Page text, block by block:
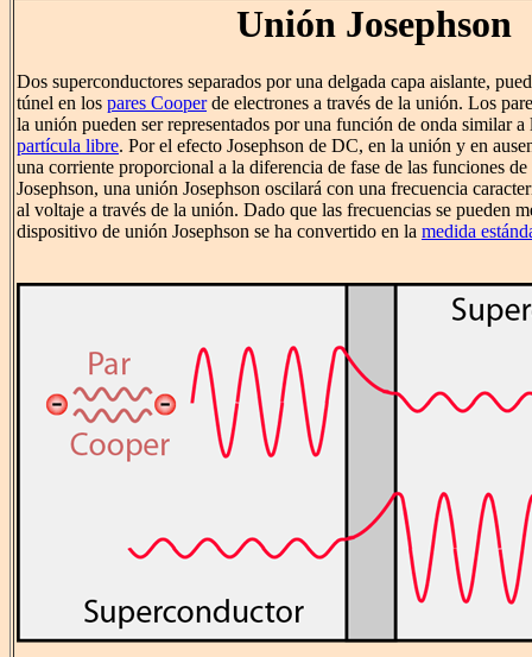
Unión Josephson
Dos superconductores separados por una delgada capa aislante,
túnel en los pares Cooperde electrones a través de la unión. Los
la unión pueden ser representados por una función de onda similar
partícula libre. Por el efecto Josephson de DC, en la unión y en
una corriente proporcional a la diferencia de fase de las funciones
Josephson, una unión Josephson oscilará con una frecuencia
al voltaje a través de la unión. Dado que las frecuencias se pueden
dispositivo de unión Josephson se ha convertido en la medida